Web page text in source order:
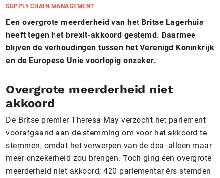
SUPPLY CHAIN MANAGEMENT
Een overgrote meerderheid van het Britse Lagerhuis
heeft tegen het brexit-akkoord gestemd. Daarmee
blijven de verhoudingen tussen het Verenigd Koninkrijk
en de Europese Unie voorlopig onzeker.
Overgrote meerderheid niet
akkoord
De Britse premier Theresa May verzocht het parlement
voorafgaand aan de stemming om voor het akkoord te
stemmen, omdat het verwerpen van de deal alleen maar
meer onzekerheid zou brengen. Toch ging een overgrote
meerderheid niet akkoord; 420 parlementariërs stemden